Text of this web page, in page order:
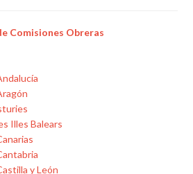
Comisiones Obreras
Illes Balears
y León